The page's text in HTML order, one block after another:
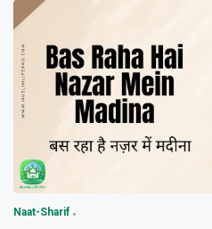
Naat-Sharif